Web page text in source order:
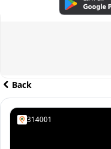
Back
314001